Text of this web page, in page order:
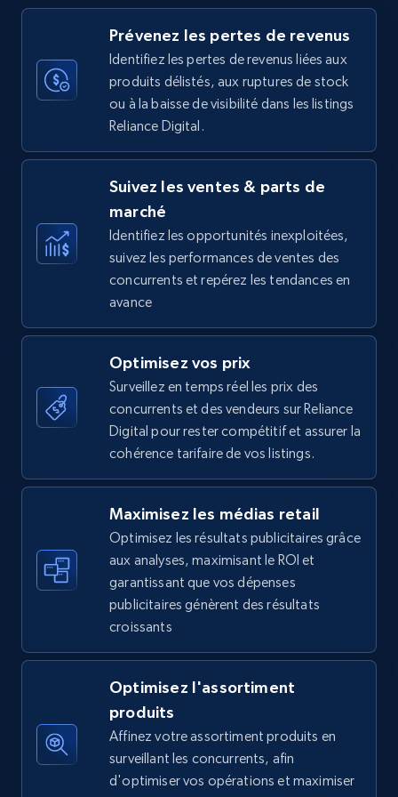
more.
35.3K+ 5.7K+ Commencer
rating object, Product rating max, Rating,
Author name, Asin, and more.
7.4K+ 870+ Commencer
URL, Final price, Sku, Currency, Gtin,
Specifications, Image urls, Top reviews, and
more.
875+ Commencer
Walmart - products - Find new products by
using specific category URL
URL, Final price, Sku, Currency, Gtin,
Specifications, Image urls, Top reviews, and
875+ Commencer
Walmart - products - Collects products by
specific keywords
Prévenez les pertes de revenus
Identifiez les pertes de revenus liées aux
produits délistés, aux ruptures de stock
ou à la baisse de visibilité dans les listings
Reliance Digital.
Suivez les ventes & parts de
marché
Identifiez les opportunités inexploitées,
suivez les performances de ventes des
concurrents et repérez les tendances en
avance
Optimisez vos prix
Surveillez en temps réel les prix des
concurrents et des vendeurs sur Reliance
Digital pour rester compétitif et assurer la
cohérence tarifaire de vos listings.
Maximisez les médias retail
Optimisez les résultats publicitaires grâce
aux analyses, maximisant le ROI et
garantissant que vos dépenses
publicitaires génèrent des résultats
croissants
Optimisez l'assortiment
produits
Affinez votre assortiment produits en
surveillant les concurrents, afin
d'optimiser vos opérations et maximiser